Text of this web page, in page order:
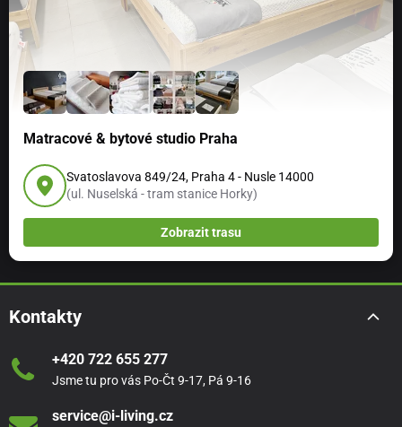
Matracové & bytové studio Praha
Svatoslavova 849/24, Praha 4 - Nusle 14000
(ul. Nuselská - tram stanice Horky)
Zobrazit trasu
Kontakty
+420 722 655 277
Jsme tu pro vás Po-Čt 9-17, Pá 9-16
service@i-living.cz